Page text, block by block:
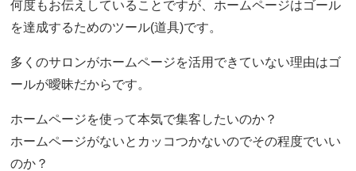
何度もお伝えしていることですが、ホームページはゴール
を達成するためのツール(道具)です。
多くのサロンがホームページを活用できていない理由はゴ
ールが曖昧だからです。
ホームページを使って本気で集客したいのか？
ホームページがないとカッコつかないのでその程度でいい
のか？